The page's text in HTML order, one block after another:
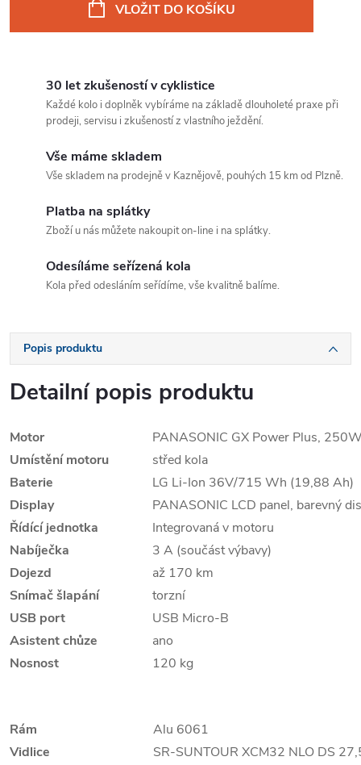
VLOŽIT DO KOŠÍKU
30 let zkušeností v cyklistice
Každé kolo i doplněk vybíráme na základě dlouholeté praxe při
prodeji, servisu i zkušeností z vlastního ježdění.
Vše máme skladem
Vše skladem na prodejně v Kaznějově, pouhých 15 km od Plzně.
Platba na splátky
Zboží u nás můžete nakoupit on-line i na splátky.
Odesíláme seřízená kola
Kola před odesláním seřídíme, vše kvalitně balíme.
Popis produktu
Detailní popis produktu
Motor
PANASONIC GX Power Plus,
Umístění motoru
střed kola
Baterie
LG Li-Ion 36V/715 Wh (19,88 Ah)
Display
PANASONIC LCD panel, barevný
Řídící jednotka
Integrovaná v motoru
Nabíječka
3 A (součást výbavy)
Dojezd
až 170 km
Snímač šlapání
torzní
USB port
USB Micro-B
Asistent chůze
ano
Nosnost
120 kg
Rám
Alu 6061
Vidlice
SR-SUNTOUR XCM32 NLO DS